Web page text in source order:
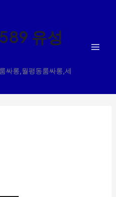
유성
싸롱,월평동룸싸롱,세